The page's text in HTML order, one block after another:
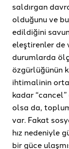
saldırgan
olduğunu ve
edildiğini
eleştirenler de
durumlarda
özgürlüğünün
ihtimalinin
kadar
olsa da,
var. Fakat
hız nedeniyle
bir güce